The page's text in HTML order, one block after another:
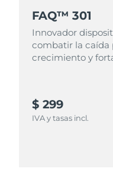
FAQ™ 301
Innovador
combatir la caída
crecimiento y
$ 299
IVA y tasas incl.